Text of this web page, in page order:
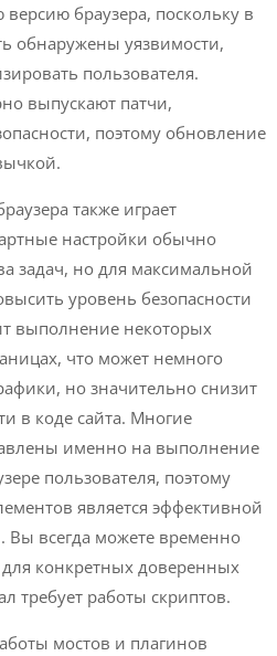
браузера, поскольку в
обнаружены уязвимости,
пользователя.
выпускают патчи,
поэтому обновление
также играет
настройки обычно
задач, но для максимальной
уровень безопасности
выполнение некоторых
что может немного
но значительно снизит
в коде сайта. Многие
именно на выполнение
пользователя, поэтому
является эффективной
Вы всегда можете временно
конкретных доверенных
требует работы скриптов.
мостов и плагинов